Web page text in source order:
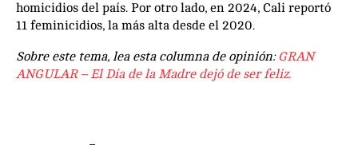
homicidios del país. Por otro lado, en 2024, Cali reportó
11 feminicidios, la más alta desde el 2020.
Sobre este tema, lea esta columna de opinión:GRAN
ANGULAR – El Día de la Madre dejó de ser feliz.